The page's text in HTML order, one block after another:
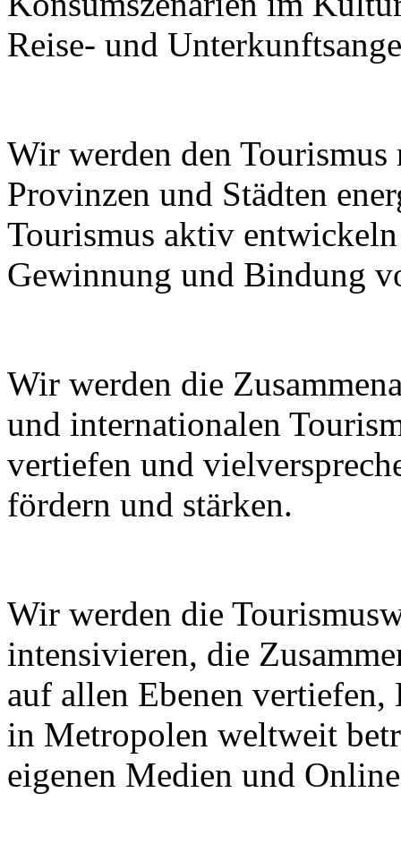
Reise- und
Wir werden den Tourismus
Provinzen und Städten
Tourismus aktiv
Gewinnung und Bindung
Wir werden die
und internationalen
vertiefen und
fördern und stärken.
Wir werden die
intensivieren, die
auf allen Ebenen
in Metropolen weltweit
eigenen Medien und